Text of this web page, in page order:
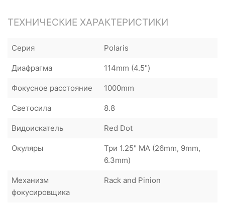
ТЕХНИЧЕСКИЕ ХАРАКТЕРИСТИКИ
Серия Polaris
Диафрагма 114mm (4.5")
Фокусное расстояние 1000mm
Светосила 8.8
Видоискатель Red Dot
Окуляры
Три 1.25" MA (26mm, 9mm,
6.3mm)
Механизм
фокусировщика
Rack and Pinion